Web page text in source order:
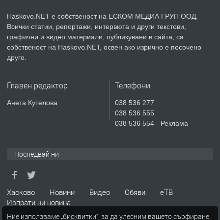
преди 3 дни
ПРЕДЛАГА
№4119 Едностаен обзаведен
Къртене на бетон! Събаряне на
Haskovo.NET е собственост на ЕСКОМ МЕДИА ГРУП ООД.
Всички статии, репортажи, интервюта и други текстови,
графични и видео материали, публикувани в сайта, са
собственост на Haskovo.NET, освен ако изрично е посочено
друго.
Главен редактор
Анета Кутелова
Телефони
038 536 277
038 536 555
038 536 554 - Реклама
Последвай ни
Хасково Новини Видео Обяви
еТВ
Изпрати ни новина
Ние използваме „бисквитки“, за да улесним вашето сърфиране.